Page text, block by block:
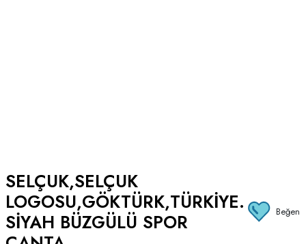
SELÇUK,SELÇUK
LOGOSU,GÖKTÜRK,TÜRKIYE.
SIYAH BÜZGÜLÜ SPOR
Beğen